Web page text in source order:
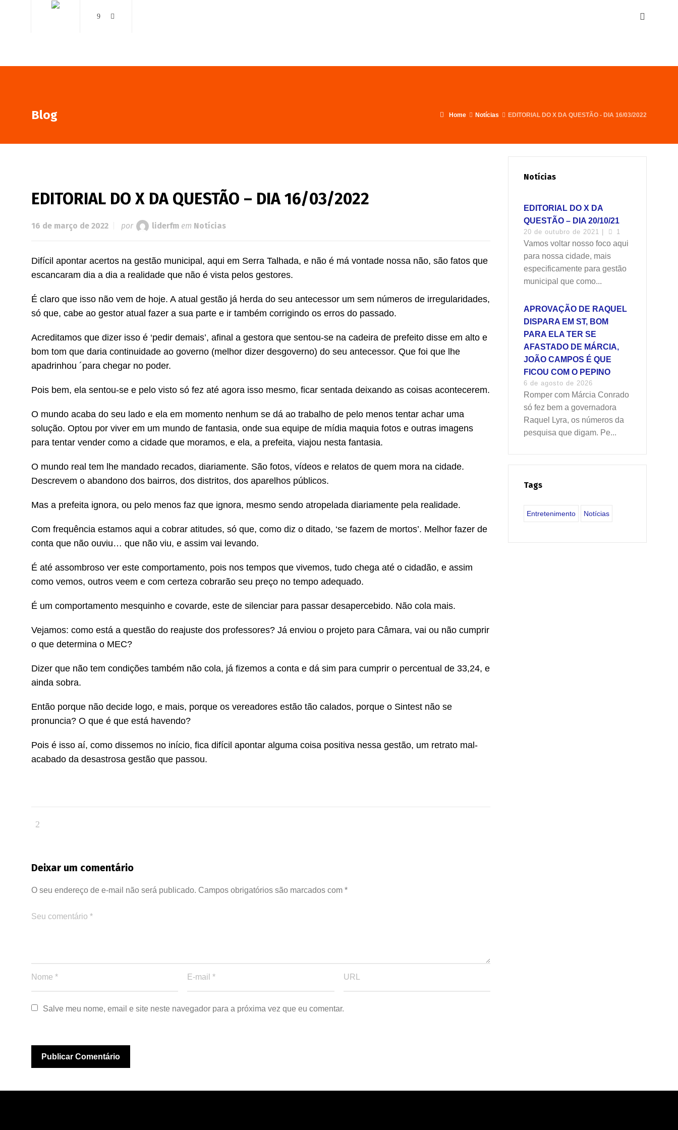
Blog Home Notícias EDITORIAL DO X DA QUESTÃO - DIA 16/03/2022
EDITORIAL DO X DA QUESTÃO – DIA 16/03/2022
16 de março de 2022 por liderfm em Notícias
Difícil apontar acertos na gestão municipal, aqui em Serra Talhada, e não é má vontade nossa não, são fatos que
escancaram dia a dia a realidade que não é vista pelos gestores.
É claro que isso não vem de hoje. A atual gestão já herda do seu antecessor um sem números de irregularidades,
só que, cabe ao gestor atual fazer a sua parte e ir também corrigindo os erros do passado.
Acreditamos que dizer isso é ‘pedir demais’, afinal a gestora que sentou-se na cadeira de prefeito disse em alto e
bom tom que daria continuidade ao governo (melhor dizer desgoverno) do seu antecessor. Que foi que lhe
apadrinhou ´para chegar no poder.
Pois bem, ela sentou-se e pelo visto só fez até agora isso mesmo, ficar sentada deixando as coisas acontecerem.
O mundo acaba do seu lado e ela em momento nenhum se dá ao trabalho de pelo menos tentar achar uma
solução. Optou por viver em um mundo de fantasia, onde sua equipe de mídia maquia fotos e outras imagens
para tentar vender como a cidade que moramos, e ela, a prefeita, viajou nesta fantasia.
O mundo real tem lhe mandado recados, diariamente. São fotos, vídeos e relatos de quem mora na cidade.
Descrevem o abandono dos bairros, dos distritos, dos aparelhos públicos.
Mas a prefeita ignora, ou pelo menos faz que ignora, mesmo sendo atropelada diariamente pela realidade.
Com frequência estamos aqui a cobrar atitudes, só que, como diz o ditado, ‘se fazem de mortos’. Melhor fazer de
conta que não ouviu… que não viu, e assim vai levando.
É até assombroso ver este comportamento, pois nos tempos que vivemos, tudo chega até o cidadão, e assim
como vemos, outros veem e com certeza cobrarão seu preço no tempo adequado.
É um comportamento mesquinho e covarde, este de silenciar para passar desapercebido. Não cola mais.
Vejamos: como está a questão do reajuste dos professores? Já enviou o projeto para Câmara, vai ou não cumprir
o que determina o MEC?
Dizer que não tem condições também não cola, já fizemos a conta e dá sim para cumprir o percentual de 33,24, e
ainda sobra.
Então porque não decide logo, e mais, porque os vereadores estão tão calados, porque o Sintest não se
pronuncia? O que é que está havendo?
Pois é isso aí, como dissemos no início, fica difícil apontar alguma coisa positiva nessa gestão, um retrato mal-
acabado da desastrosa gestão que passou.
Deixar um comentário
O seu endereço de e-mail não será publicado. Campos obrigatórios são marcados com *
Salve meu nome, email e site neste navegador para a próxima vez que eu comentar.
Notícias
EDITORIAL DO X DA
QUESTÃO – DIA 20/10/21
20 de outubro de 2021 | 1
Vamos voltar nosso foco aqui
para nossa cidade, mais
especificamente para gestão
municipal que como...
APROVAÇÃO DE RAQUEL
DISPARA EM ST, BOM
PARA ELA TER SE
AFASTADO DE MÁRCIA,
JOÃO CAMPOS É QUE
FICOU COM O PEPINO
6 de agosto de 2026
Romper com Márcia Conrado
só fez bem a governadora
Raquel Lyra, os números da
pesquisa que digam. Pe...
Tags
Entretenimento Notícias